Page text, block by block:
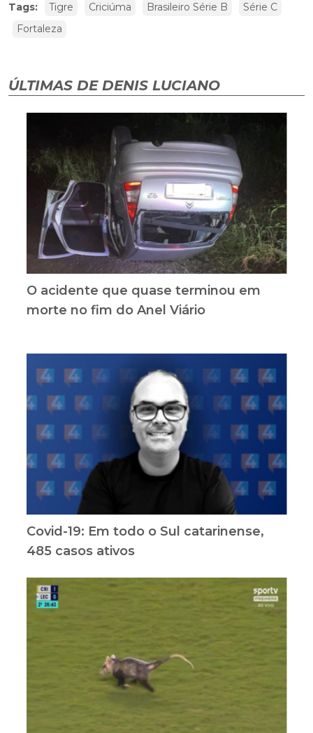
Tags: Tigre Criciúma Brasileiro Série B
Série C
Fortaleza
ÚLTIMAS DE DENIS LUCIANO
O acidente que quase terminou em
morte no fim do Anel Viário
Covid-19: Em todo o Sul catarinense,
485 casos ativos